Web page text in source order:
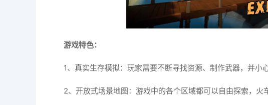
游戏特色：
1、真实生存模拟：玩家需要不断寻找资源、制作武器，并小
2、开放式场景地图：游戏中的各个区域都可以自由探索，火